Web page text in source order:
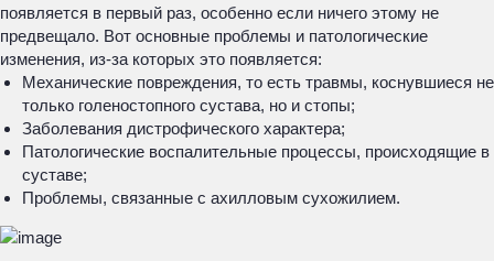
появляется в первый раз, особенно если ничего этому не
предвещало. Вот основные проблемы и патологические
изменения, из-за которых это появляется:
Механические повреждения, то есть травмы, коснувшиеся не
только голеностопного сустава, но и стопы;
Заболевания дистрофического характера;
Патологические воспалительные процессы, происходящие в
суставе;
Проблемы, связанные с ахилловым сухожилием.